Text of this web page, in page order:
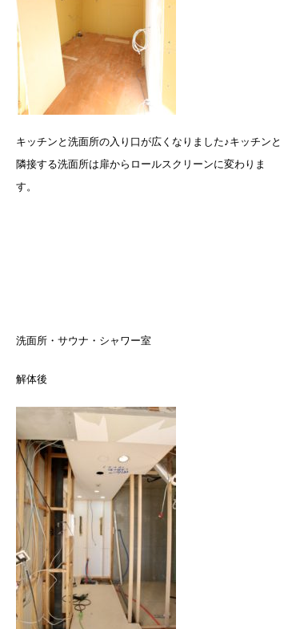
キッチンと洗面所の入り口が広くなりました♪キッチンと
隣接する洗面所は扉からロールスクリーンに変わりま
す。
洗面所・サウナ・シャワー室
解体後